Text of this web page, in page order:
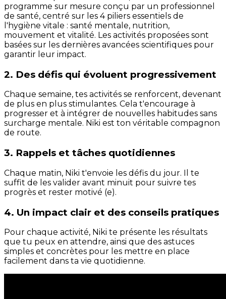
programme sur mesure conçu par un professionnel
de santé, centré sur les 4 piliers essentiels de
l'hygiène vitale : santé mentale, nutrition,
mouvement et vitalité. Les activités proposées sont
basées sur les dernières avancées scientifiques pour
garantir leur impact.
2. Des défis qui évoluent progressivement
Chaque semaine, tes activités se renforcent, devenant
de plus en plus stimulantes. Cela t'encourage à
progresser et à intégrer de nouvelles habitudes sans
surcharge mentale. Niki est ton véritable compagnon
de route.
3. Rappels et tâches quotidiennes
Chaque matin, Niki t'envoie les défis du jour. Il te
suffit de les valider avant minuit pour suivre tes
progrès et rester motivé (e).
4. Un impact clair et des conseils pratiques
Pour chaque activité, Niki te présente les résultats
que tu peux en attendre, ainsi que des astuces
simples et concrètes pour les mettre en place
facilement dans ta vie quotidienne.